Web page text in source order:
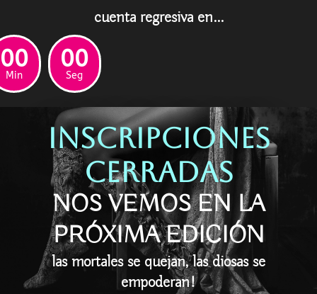
cuenta regresiva en...
00
Min
00
Seg
inscripciones
cerradas
NOS VEMOS EN LA
PRÓXIMA EDICIÓN
las mortales se quejan, las diosas se
empoderan!